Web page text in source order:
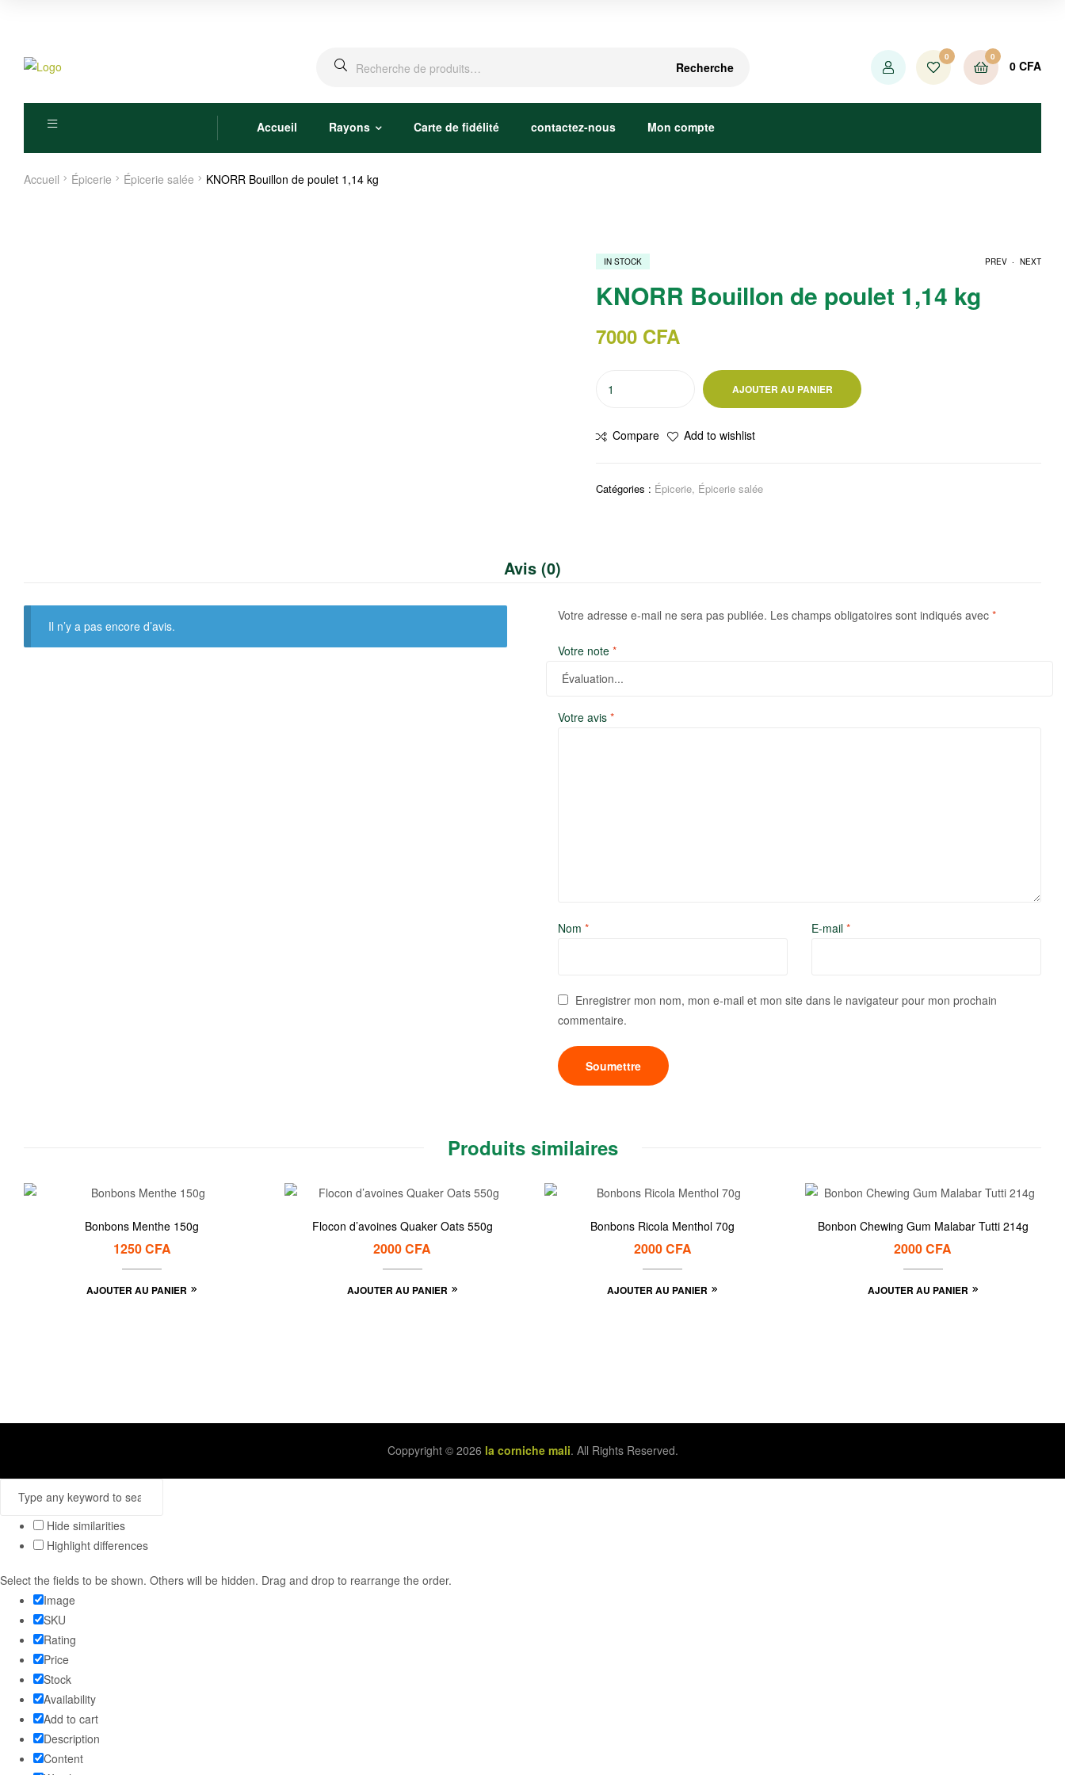
Recherche
Recherche
0 0
0 CFA
Accueil Rayons Carte de fidélité contactez-nous Mon compte
Accueil Épicerie Épicerie salée KNORR Bouillon de poulet 1,14 kg
PREV . NEXT
IN STOCK
KNORR Bouillon de poulet 1,14 kg
7000 CFA
Bouillon
1,14
AJOUTER AU PANIER
Compare Add to wishlist
Catégories : Épicerie, Épicerie salée
Avis (0)
Il n’y a pas encore d’avis.
Votre adresse e-mail ne sera pas publiée. Les champs obligatoires sont indiqués avec *
Votre note *
Votre avis *
Nom * E-mail *
Enregistrer mon nom, mon e-mail et mon site dans le navigateur pour mon prochain
commentaire.
Produits similaires
Bonbons Menthe 150g
1250CFA
AJOUTER AU PANIER
Flocon d’avoines Quaker Oats 550g
2000CFA
AJOUTER AU PANIER
Bonbons Ricola Menthol 70g
2000CFA
AJOUTER AU PANIER
Bonbon Chewing Gum Malabar Tutti 214g
2000CFA
AJOUTER AU PANIER
Coppyright © 2026 la corniche mali. All Rights Reserved.
Hide similarities
Highlight differences
Select the fields to be shown. Others will be hidden. Drag and drop to rearrange the order.
Image
SKU
Rating
Price
Stock
Availability
Add to cart
Description
Content